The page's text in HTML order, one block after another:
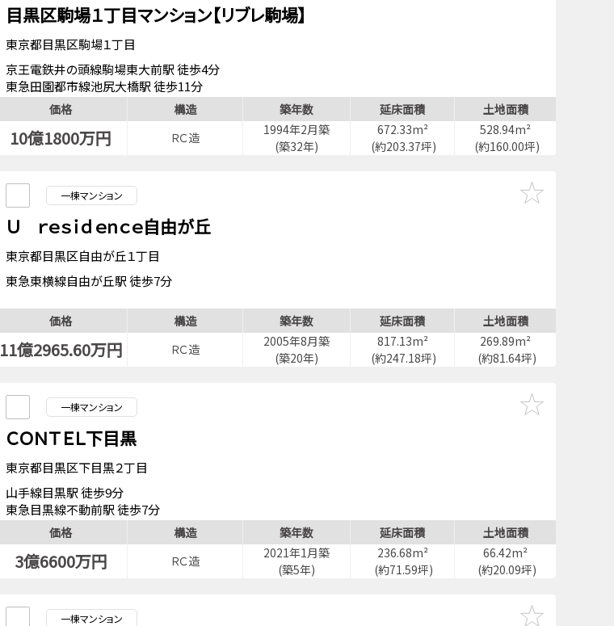
目黒区駒場１丁目マンション【リブレ駒場】
東京都目黒区駒場１丁目
京王電鉄井の頭線駒場東大前駅 徒歩4分
東急田園都市線池尻大橋駅 徒歩11分
価格 構造 築年数 延床面積 土地面積
10億1800万円 ＲＣ造
1994年2月築
(築32年)
672.33m²
(約203.37坪)
528.94m²
(約160.00坪)
一棟マンション
Ｕ ｒｅｓｉｄｅｎｃｅ自由が丘
東京都目黒区自由が丘１丁目
東急東横線自由が丘駅 徒歩7分
価格 構造 築年数 延床面積 土地面積
11億2965.60万円 ＲＣ造
2005年8月築
(築20年)
817.13m²
(約247.18坪)
269.89m²
(約81.64坪)
一棟マンション
ＣＯＮＴＥＬ下目黒
東京都目黒区下目黒２丁目
山手線目黒駅 徒歩9分
東急目黒線不動前駅 徒歩7分
都営三田線目黒駅 徒歩9分
価格 構造 築年数 延床面積 土地面積
3億6600万円 ＲＣ造
2021年1月築
(築5年)
236.68m²
(約71.59坪)
66.42m²
(約20.09坪)
一棟マンション